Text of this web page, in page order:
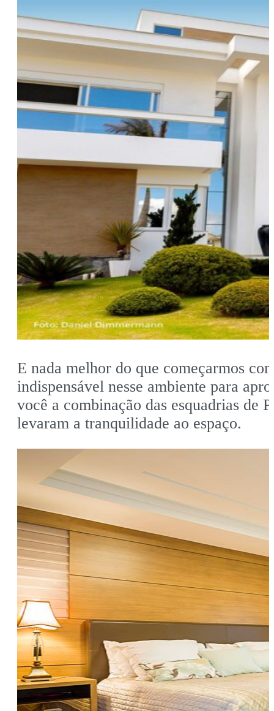
E nada melhor do que começarmos
indispensável nesse ambiente para
você a combinação das esquadrias de
levaram a tranquilidade ao espaço.